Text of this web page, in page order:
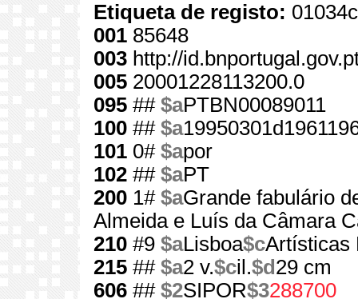
Etiqueta de registo:
001 85648
003 http://
005 20001228113200.0
095 ## $aPTBN00089011
100 ## $a
101 0# $apor
102 ## $aPT
200 1# $aGrande fabulário
Almeida e Luís da Câmara
210 #9 $aLisboa$cArtísticas
215 ## $a2 v.$cil.$d 29 cm
606 ## $2SIPOR$3288700